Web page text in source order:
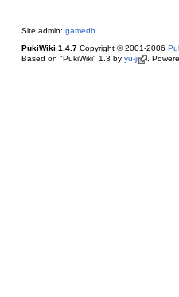
Site admin: gamedb
PukiWiki 1.4.7Copyright © 2001-2006
Based on "PukiWiki" 1.3 by yu-ji .